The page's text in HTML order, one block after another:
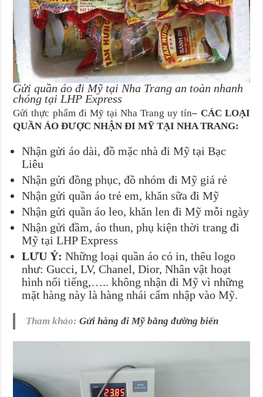
Gửi quần áo đi Mỹ tại Nha Trang an toàn nhanh
chóng tại LHP Express
Gửi thực phẩm đi Mỹ tại Nha Trang uy tín– CÁC LOẠI
QUẦN ÁO ĐƯỢC NHẬN ĐI MỸ TẠI NHA TRANG:
Nhận gửi áo dài, đồ mặc nhà đi Mỹ tại Bạc
Liêu
Nhận gửi đồng phục, đồ nhóm đi Mỹ giá rẻ
Nhận gửi quần áo trẻ em, khăn sữa đi Mỹ
Nhận gửi quần áo leo, khăn len đi Mỹ mỗi ngày
Nhận gửi đầm, áo thun, phụ kiện thời trang đi
Mỹ tại LHP Express
LƯU Ý:Những loại quần áo có in, thêu logo
như: Gucci, LV, Chanel, Dior, Nhân vật hoạt
hình nổi tiếng,….. không nhận đi Mỹ vì những
mặt hàng này là hàng nhái cấm nhập vào Mỹ.
Tham khảo:Gửi hàng đi Mỹ bằng đường biển